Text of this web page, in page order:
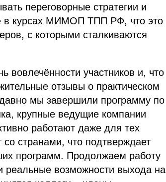
переговорные стратегии и
в курсах МИМОП ТПП РФ, что это
с которыми сталкиваются
участников и, что
отзывы о практическом
мы завершили программу по
крупные ведущие компании
работают даже для тех
странами, что подтверждает
программ. Продолжаем работу
возможности выхода на